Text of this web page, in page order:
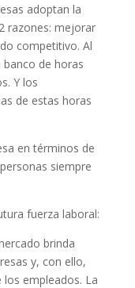
adoptan la
razones: mejorar
competitivo. Al
de horas
Y los
de estas horas
en términos de
siempre
fuerza laboral:
brinda
y, con ello,
los empleados. La